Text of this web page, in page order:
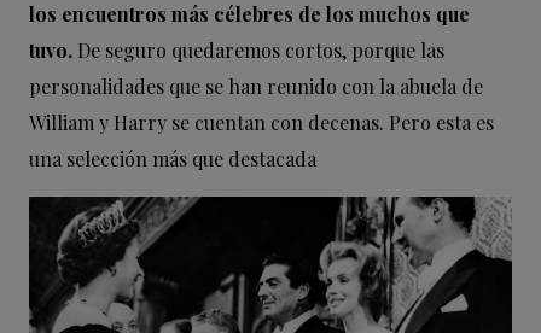
los encuentros más célebres de los muchos que
tuvo. De seguro quedaremos cortos, porque las
personalidades que se han reunido con la abuela de
William y Harry se cuentan con decenas. Pero esta es
una selección más que destacada